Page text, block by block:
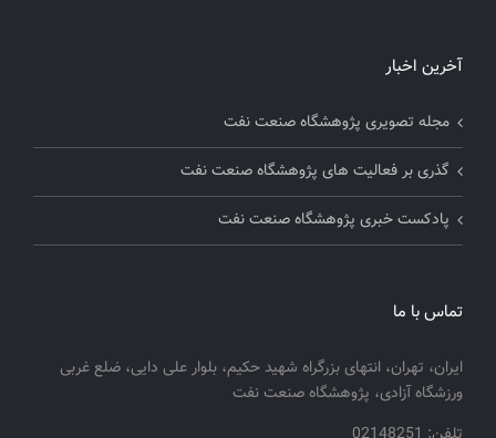
آخرین اخبار
مجله تصویری پژوهشگاه صنعت نفت
گذری بر فعالیت های پژوهشگاه صنعت نفت
پادکست خبری پژوهشگاه صنعت نفت
تماس با ما
ایران، تهران، انتهای بزرگراه شهید حکیم، بلوار علی دایی، ضلع غربی
ورزشگاه آزادی، پژوهشگاه صنعت نفت